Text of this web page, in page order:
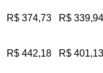
R$ 374,73 R$ 339,94
R$ 442,18 R$ 401,13